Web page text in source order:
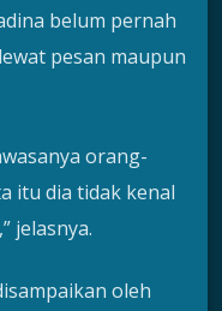
belum pernah
pesan maupun
orang-
itu dia tidak kenal
jelasnya.
oleh